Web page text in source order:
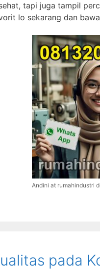
tapi juga tampil
lo sekarang dan
Andini at rumahindustri
pada